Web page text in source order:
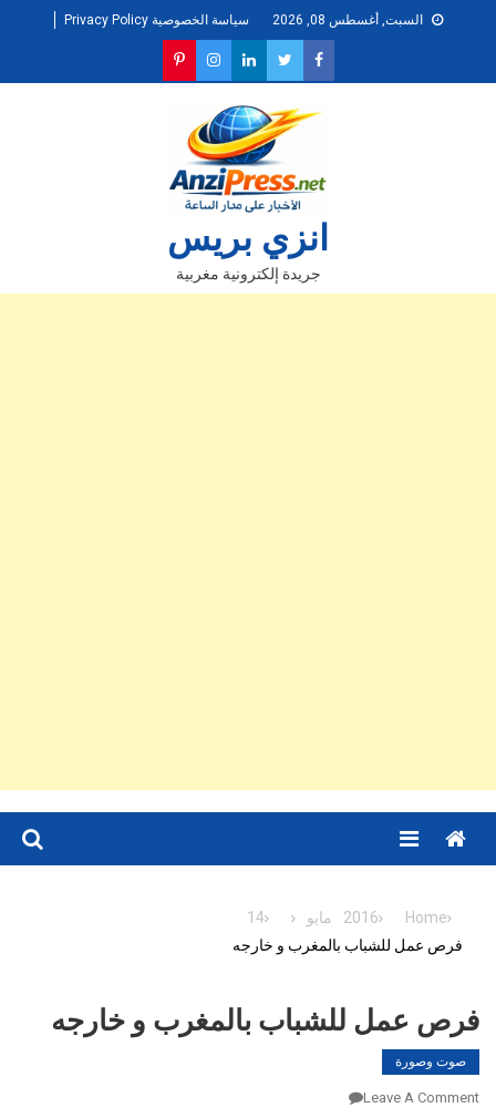
السبت, أغسطس 08, 2026 سياسة الخصوصية Privacy Policy
انزي بريس
جريدة إلكترونية مغربية
Menu
Home
2016 مايو
14
فرص عمل للشباب بالمغرب و خارجه
فرص عمل للشباب بالمغرب و خارجه
صوت وصورة
Leave A Comment